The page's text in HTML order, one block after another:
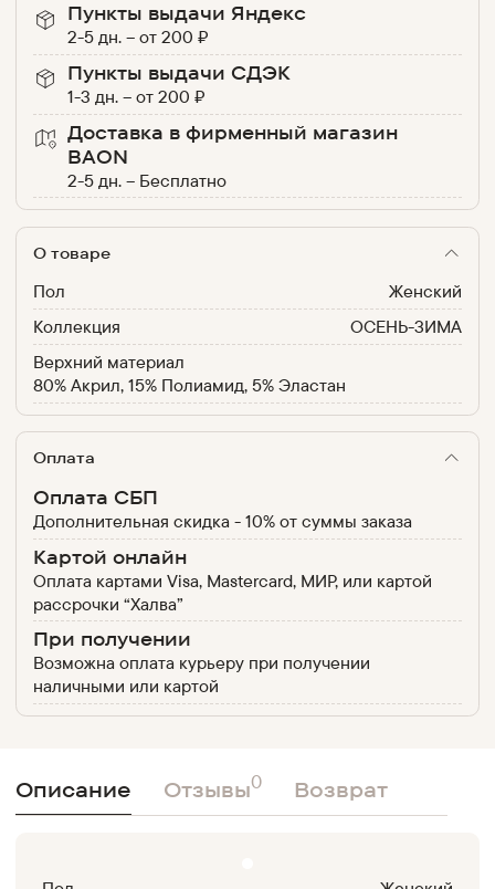
Пункты выдачи Яндекс
2-5 дн. –от200 ₽
Пункты выдачи СДЭК
1-3 дн. –от200 ₽
Доставка в фирменный магазин
BAON
2-5 дн. – Бесплатно
О товаре
Пол
Женский
Коллекция
ОСЕНЬ-ЗИМА
Верхний материал
80% Акрил, 15% Полиамид, 5% Эластан
Оплата
Оплата СБП
Дополнительная скидка - 10% от суммы заказа
Картой онлайн
Оплата картами Visa, Mastercard, МИР, или картой
рассрочки “Халва”
При получении
Возможна оплата курьеру при получении
наличными или картой
Описание Отзывы0 Возврат